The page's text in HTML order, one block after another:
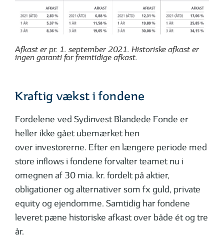
Afkast er pr. 1. september 2021. Historiske afkast er
ingen garanti for fremtidige afkast.
Kraftig vækst i fondene
Fordelene ved Sydinvest Blandede Fonde er
heller ikke gået ubemærket hen
over investorerne. Efter en længere periode med
store inflows i fondene forvalter teamet nu i
omegnen af 30 mia. kr. fordelt på aktier,
obligationer og alternativer som fx guld, private
equity og ejendomme. Samtidig har fondene
leveret pæne historiske afkast over både ét og tre
år.